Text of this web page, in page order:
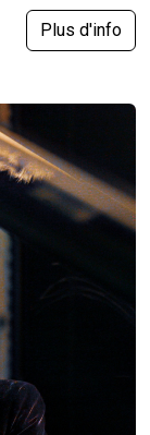
Plus d'info